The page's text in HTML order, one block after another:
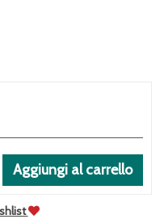
Aggiungi al carrello